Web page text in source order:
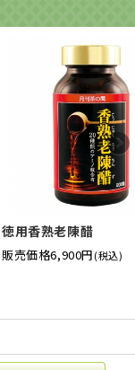
徳用香熟老陳醋
販売価格6,900円(税込)